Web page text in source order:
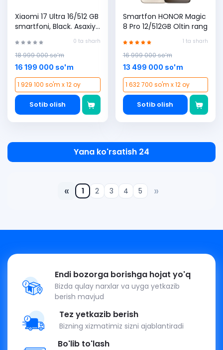
Xiaomi 17 Ultra 16/512 GB
smartfoni, Black. Asaxiy
0 ta sharh
18 999 000 so'm
16 199 000 so'm
1 929 100 so'm x 12 oy
Sotib olish
Smartfon HONOR Magic
8 Pro 12/512GB Oltin rang
1 ta sharh
16 999 000 so'm
13 499 000 so'm
1 632 700 so'm x 12 oy
Sotib olish
Yana ko'rsatish 24
« 1 2 3 4 5 »
Endi bozorga borishga hojat yo'q
Bizda qulay narxlar va uyga yetkazib
berish mavjud
Tez yetkazib berish
Bizning xizmatimiz sizni ajablantiradi
Bo'lib to'lash